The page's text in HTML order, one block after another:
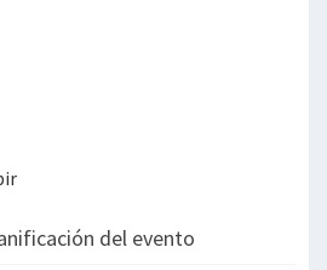
del evento